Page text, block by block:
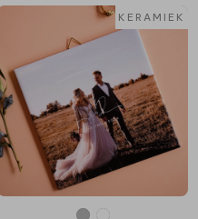
KERAMIEK